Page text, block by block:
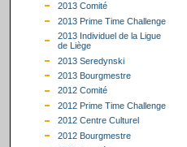
2013 Comité
2013 Prime Time Challenge
2013 Individuel de la Ligue
de Liège
2013 Seredynski
2013 Bourgmestre
2012 Comité
2012 Prime Time Challenge
2012 Centre Culturel
2012 Bourgmestre